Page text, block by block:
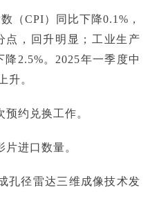
（CPI）同比下降0.1%，
点，回升明显；工业生产
2.5%。2025年一季度中
升。
约兑换工作。
进口数量。
孔径雷达三维成像技术发